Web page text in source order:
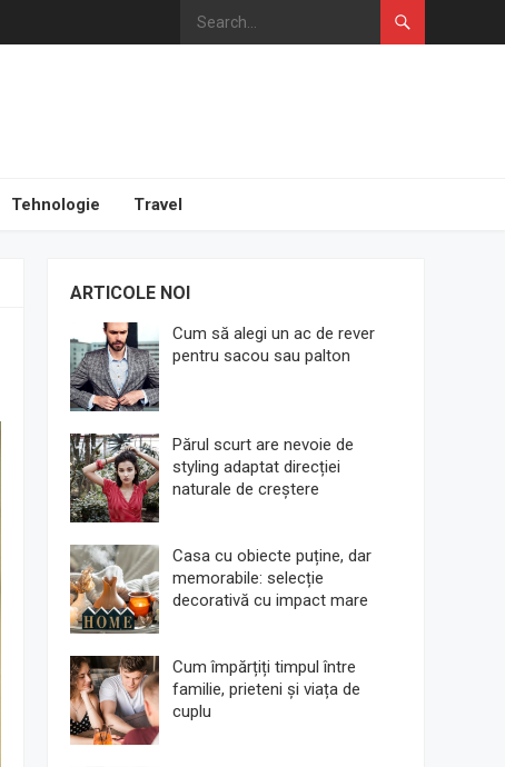
Tehnologie Travel
ARTICOLE NOI
Cum să alegi un ac de rever
pentru sacou sau palton
Părul scurt are nevoie de
styling adaptat direcției
naturale de creștere
Casa cu obiecte puține, dar
memorabile: selecție
decorativă cu impact mare
Cum împărțiți timpul între
familie, prieteni și viața de
cuplu